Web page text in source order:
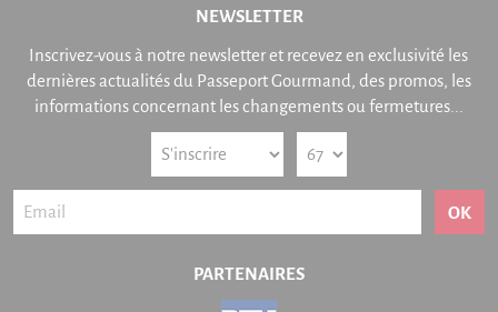
NEWSLETTER
Inscrivez-vous à notre newsletter et recevez en exclusivité les
dernières actualités du Passeport Gourmand, des promos, les
informations concernant les changements ou fermetures...
OK
PARTENAIRES